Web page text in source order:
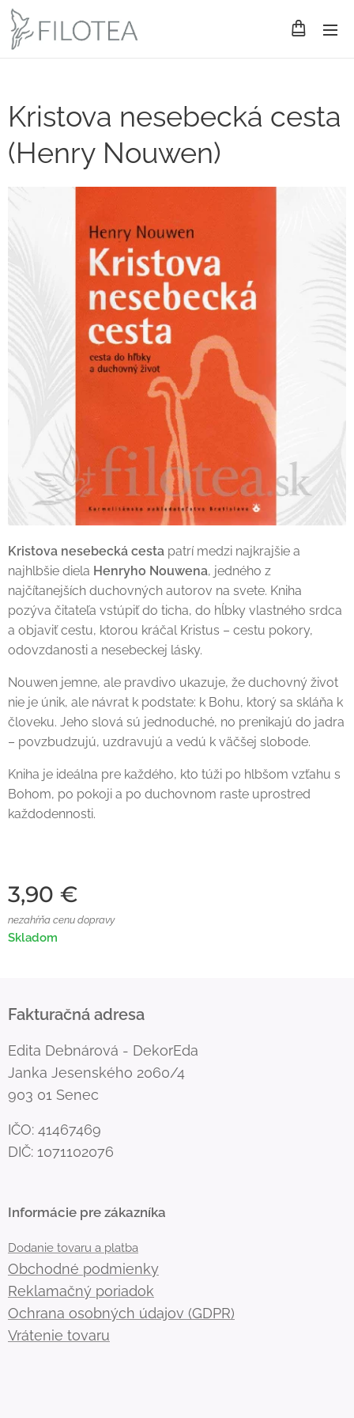
Kristova nesebecká cesta
(Henry Nouwen)
Kristova nesebecká cesta patrí medzi najkrajšie a
najhlbšie diela Henryho Nouwena, jedného z
najčítanejších duchovných autorov na svete. Kniha
pozýva čitateľa vstúpiť do ticha, do hĺbky vlastného srdca
a objaviť cestu, ktorou kráčal Kristus – cestu pokory,
odovzdanosti a nesebeckej lásky.
Nouwen jemne, ale pravdivo ukazuje, že duchovný život
nie je únik, ale návrat k podstate: k Bohu, ktorý sa skláňa k
človeku. Jeho slová sú jednoduché, no prenikajú do jadra
– povzbudzujú, uzdravujú a vedú k väčšej slobode.
Kniha je ideálna pre každého, kto túži po hlbšom vzťahu s
Bohom, po pokoji a po duchovnom raste uprostred
každodennosti.
3,90 €
nezahŕňa cenu dopravy
Skladom
Fakturačná adresa
Edita Debnárová - DekorEda
Janka Jesenského 2060/4
903 01 Senec
IČO: 41467469
DIČ: 1071102076
Informácie pre zákazníka
Dodanie tovaru a platba
Obchodné podmienky
Reklamačný poriadok
Ochrana osobných údajov (GDPR)
Vrátenie tovaru